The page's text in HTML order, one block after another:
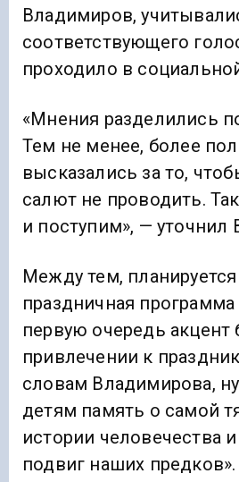
Владимиров,
соответствующего
проходило в
«Мнения разделились
Тем не менее, более
высказались за то,
салют не проводить. Так
и поступим», — уточнил
Между тем, планируется
праздничная
первую очередь акцент
привлечении к
словам Владимирова,
детям память о самой
истории человечества
подвиг наших предков».